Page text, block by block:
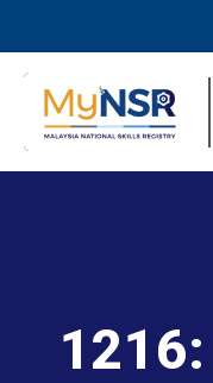
1216: